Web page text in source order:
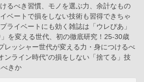
るべき習慣、モノを選ぶ力、余計なもの
ベートで損をしない技術も習得できちゃ
ライベートにも効く雑誌は「ウレぴあ」
を変える世代、初の徹底研究！25-30歳
レッシャー世代が変える力・身につけるべ
ンライン時代”の損をしない「捨てる」技
きか